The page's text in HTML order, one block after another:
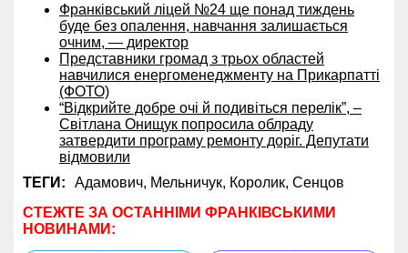
Франківський ліцей №24 ще понад тиждень
буде без опалення, навчання залишається
очним, — директор
Представники громад з трьох областей
навчилися енергоменеджменту на Прикарпатті
(ФОТО)
“Відкрийте добре очі й подивіться перелік”, –
Світлана Онищук попросила облраду
затвердити програму ремонту доріг. Депутати
відмовили
ТЕГИ:
Адамович, Мельничук, Королик, Сенцов
СТЕЖТЕ ЗА ОСТАННІМИ ФРАНКІВСЬКИМИ
НОВИНАМИ: